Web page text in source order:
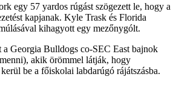
egy 57 yardos rúgást szögezett le, hogy a
kapjanak. Kyle Trask és Florida
kihagyott egy mezőnygólt.
a Georgia Bulldogs co-SEC East bajnok
akik örömmel látják, hogy
be a főiskolai labdarúgó rájátszásba.